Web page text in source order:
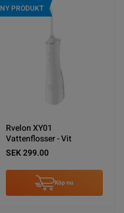
NY PRODUKT
Rvelon XY01
Vattenflosser - Vit
SEK 299.00
Köp nu